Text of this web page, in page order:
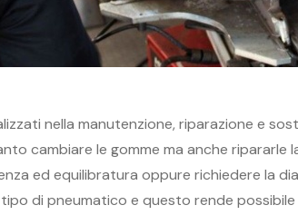
nella manutenzione, riparazione e
cambiare le gomme ma anche
ed equilibratura oppure richiedere la
di pneumatico e questo rende